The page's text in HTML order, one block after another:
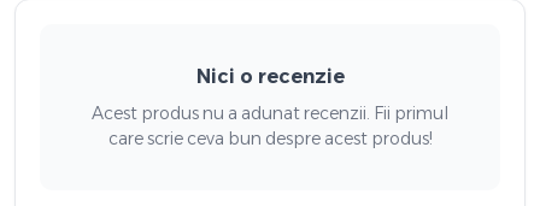
Nici o recenzie
Acest produs nu a adunat recenzii. Fii primul
care scrie ceva bun despre acest produs!